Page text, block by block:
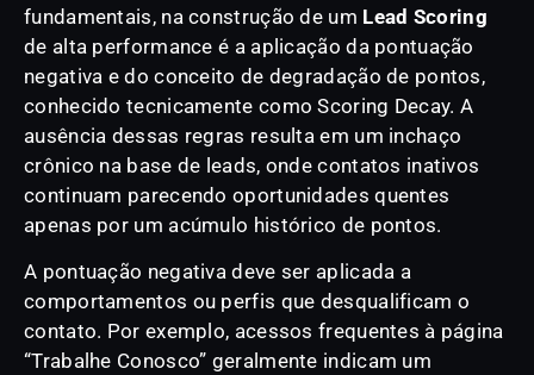
fundamentais, na construção de um Lead Scoring
de alta performance é a aplicação da pontuação
negativa e do conceito de degradação de pontos,
conhecido tecnicamente como Scoring Decay. A
ausência dessas regras resulta em um inchaço
crônico na base de leads, onde contatos inativos
continuam parecendo oportunidades quentes
apenas por um acúmulo histórico de pontos.
A pontuação negativa deve ser aplicada a
comportamentos ou perfis que desqualificam o
contato. Por exemplo, acessos frequentes à página
“Trabalhe Conosco” geralmente indicam um